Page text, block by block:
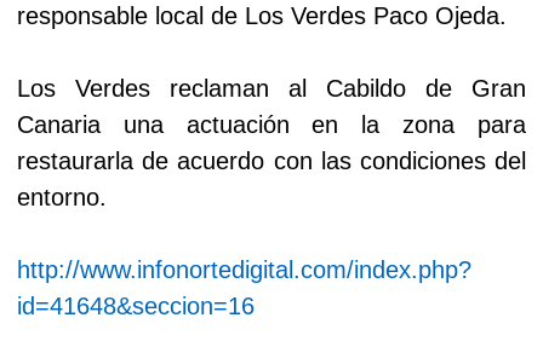
responsable local de Los Verdes Paco Ojeda.
Los Verdes reclaman al Cabildo de Gran
Canaria una actuación en la zona para
restaurarla de acuerdo con las condiciones del
entorno.
http://www.infonortedigital.com/index.php?
id=41648&seccion=16